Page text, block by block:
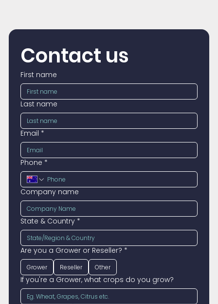
Contact us
First name
Last name
Email *
Phone *
Company name
State & Country *
Are you a Grower or Reseller? *
Grower Reseller Other
If you're a Grower, what crops do you grow?